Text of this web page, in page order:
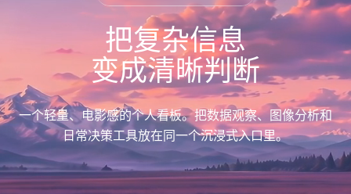
把复杂信息
变成清晰判断
一个轻量、电影感的个人看板。把数据观察、图像分析和
日常决策工具放在同一个沉浸式入口里。